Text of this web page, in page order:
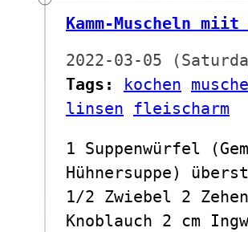
Kamm-Muscheln
2022-03-05
Tags:
kochen
linsen fleischarm
1 Suppenwürfel
Hühnersuppe)
1/2 Zwiebel 2 Zehen
Knoblauch 2 cm